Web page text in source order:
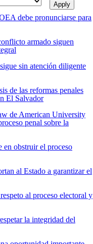
debe pronunciarse para
armado siguen
sin atención diligente
de las reformas penales
El Salvador
de American University
penal sobre la
en obstruir el proceso
al Estado a garantizar el
al proceso electoral y
la integridad del